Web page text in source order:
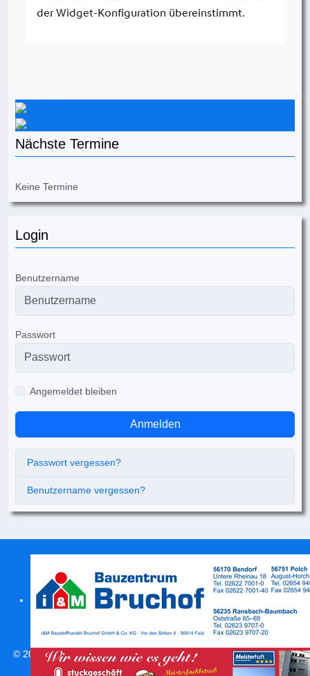
Nächste Termine
Keine Termine
Login
Benutzername
Passwort
Angemeldet bleiben
Anmelden
Passwort vergessen?
Benutzername vergessen?
© 2026svweitersburg.de | Alle Rechte vorbehalten |Impressum|
Datenschutzerklärung